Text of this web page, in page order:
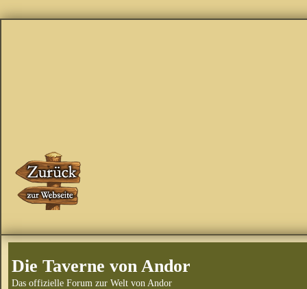
Die Taverne von Andor
Das offizielle Forum zur Welt von Andor